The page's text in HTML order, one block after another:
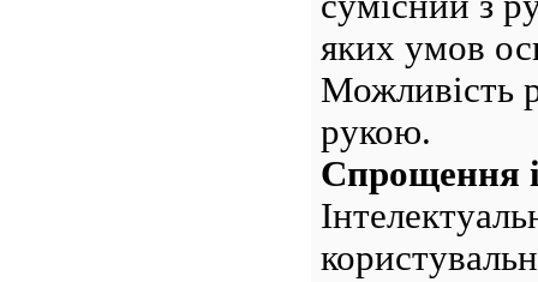
яких умов
Можливість
рукою.
Спрощення